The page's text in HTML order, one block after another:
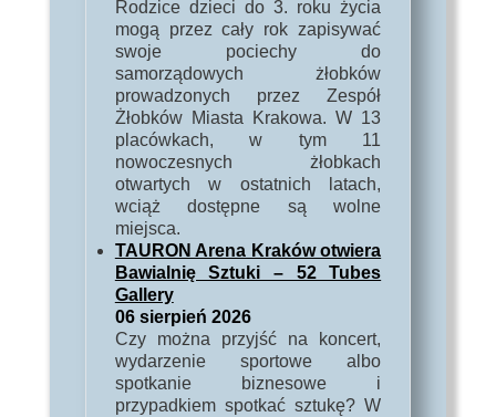
Rodzice dzieci do 3. roku życia
mogą przez cały rok zapisywać
swoje pociechy do
samorządowych żłobków
prowadzonych przez Zespół
Żłobków Miasta Krakowa. W 13
placówkach, w tym 11
nowoczesnych żłobkach
otwartych w ostatnich latach,
wciąż dostępne są wolne
miejsca.
TAURON Arena Kraków otwiera
Bawialnię Sztuki – 52 Tubes
Gallery
06 sierpień 2026
Czy można przyjść na koncert,
wydarzenie sportowe albo
spotkanie biznesowe i
przypadkiem spotkać sztukę? W